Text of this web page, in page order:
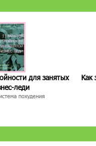
для занятых
леди
похудения
Как